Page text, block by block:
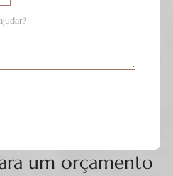
um orçamento